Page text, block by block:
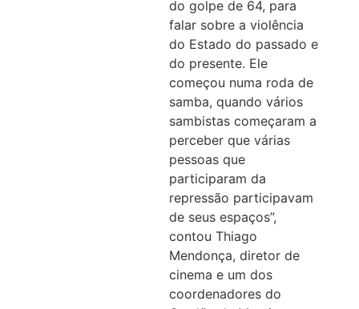
do golpe de 64, para
falar sobre a violência
do Estado do passado e
do presente. Ele
começou numa roda de
samba, quando vários
sambistas começaram a
perceber que várias
pessoas que
participaram da
repressão participavam
de seus espaços”,
contou Thiago
Mendonça, diretor de
cinema e um dos
coordenadores do